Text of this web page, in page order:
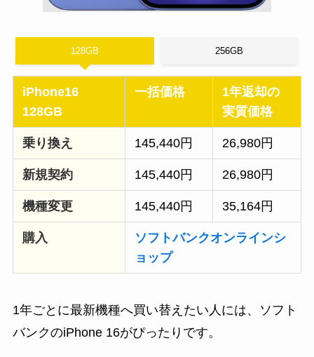
128GB 256GB
iPhone16
128GB
一括価格
1年返却の
実質価格
乗り換え 145,440円 26,980円
新規契約 145,440円 26,980円
機種変更 145,440円 35,164円
購入
ソフトバンクオンラインシ
ョップ
1年ごとに最新機種へ買い替えたい人には、ソフト
バンクのiPhone 16がぴったりです。